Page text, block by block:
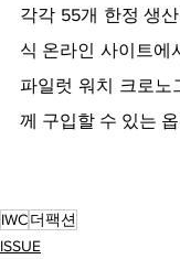
각각 55개 한정 생
식 온라인 사이트에
파일럿 워치 크로노
께 구입할 수 있는
IWC더팩션
ISSUE